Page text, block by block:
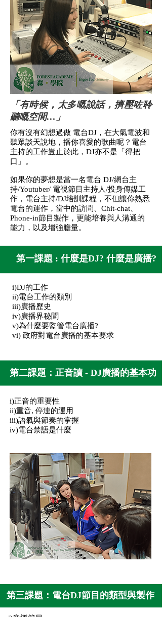
「有時候，太多嘅說話，擠壓咗聆
聽嘅空間…」
你有沒有幻想過做 電台DJ，在大氣電波和
聽眾談天說地，播你喜愛的歌曲呢？電台
主持的工作豈止於此，DJ亦不是「得把
口」。
如果你的夢想是當一名電台 DJ/網台主
持/Youtuber/ 電視節目主持人/投身傳媒工
作，電台主持/DJ培訓課程，不但讓你熟悉
電台的運作，當中的訪問、Chit-chat、
Phone-in節目製作，更能培養與人溝通的
能力，以及增強膽量。
第一課題 : 什麼是DJ? 什麼是廣播?
i)DJ的工作
ii)電台工作的類別
iii)廣播歷史
iv)廣播界秘聞
v)為什麼要監管電台廣播?
vi) 政府對電台廣播的基本要求
第二課題：正音讀 - DJ廣播的基本功
i)正音的重要性
ii)重音, 停連的運用
iii)語氣與節奏的掌握
iv)電台禁語是什麼
第三課題：電台DJ節目的類型與製作